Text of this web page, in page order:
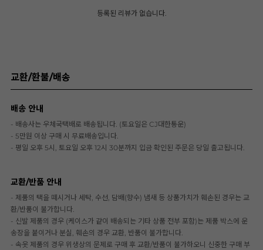
등록된 리뷰가 없습니다.
교환/환불/배송
배송 안내
- 배송사는 우체국택배로 배송됩니다. (토요일은 CJ대한통운)
- 5만원 이상 구매 시 무료배송입니다.
- 평일 오후 5시, 토요일 오후 12시 30분까지 입금 확인된 주문은 당일 출고됩니다.
교환/반품 안내
- 제품의 택을 떼시거나 세탁, 수선, 담배(향수) 냄새 등 상품가치가 훼손된 경우는 교
환/반품이 불가합니다.
- 신발 제품의 경우 (케이스가 같이 배송되는 기타 상품 전부 포함)는 제품 박스에 운
송장을 붙이거나 분실, 훼손의 경우 교환, 반품이 불가합니다.
- 속옷 제품의 경우 위생상의 문제로 구매 후 교환/반품이 불가하오니 신중한 구매 부